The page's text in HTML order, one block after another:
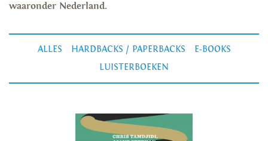
waaronder Nederland.
ALLES HARDBACKS / PAPERBACKS
E-BOOKS
LUISTERBOEKEN